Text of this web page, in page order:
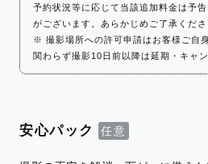
予約状況等に応じて当該追加料金は予
がございます。あらかじめご了承くださ
※ 撮影場所への許可申請はお客様ご自
関わらず撮影10日前以降は延期・キャ
安心パック